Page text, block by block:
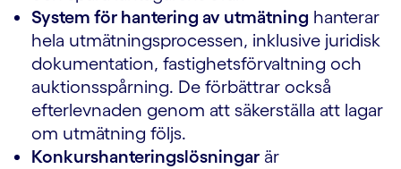
System för hantering av utmätning hanterar
hela utmätningsprocessen, inklusive juridisk
dokumentation, fastighetsförvaltning och
auktionsspårning. De förbättrar också
efterlevnaden genom att säkerställa att lagar
om utmätning följs.
Konkurshanteringslösningar är